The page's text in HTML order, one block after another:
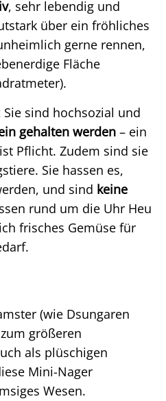
, sehr lebendig und
über ein fröhliches
gerne rennen,
Fläche
Sie sind hochsozial und
gehalten werden – ein
Pflicht. Zudem sind sie
Sie hassen es,
und sind keine
rund um die Uhr Heu
frisches Gemüse für
(wie Dsungaren
größeren
als plüschigen
Mini-Nager
Wesen.